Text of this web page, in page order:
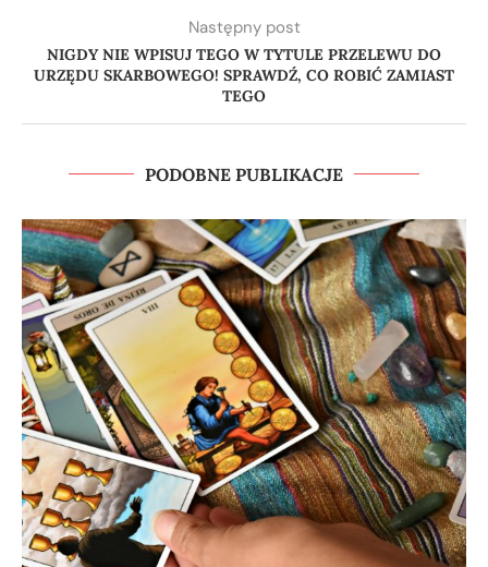
Następny post
NIGDY NIE WPISUJ TEGO W TYTULE PRZELEWU DO
URZĘDU SKARBOWEGO! SPRAWDŹ, CO ROBIĆ ZAMIAST
TEGO
PODOBNE PUBLIKACJE